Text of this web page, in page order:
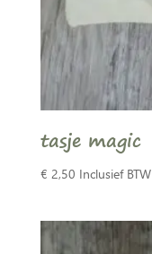
tasje magic
€ 2,50 Inclusief BTW